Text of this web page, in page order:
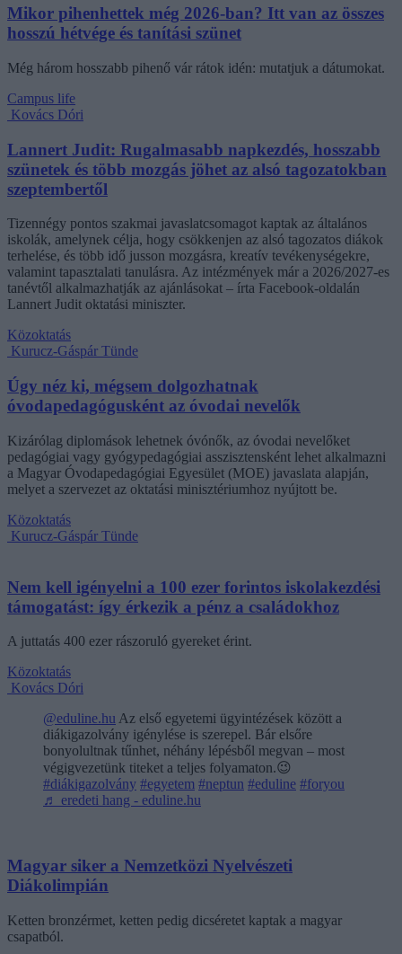
Mikor pihenhettek még 2026-ban? Itt van az összes
hosszú hétvége és tanítási szünet
Még három hosszabb pihenő vár rátok idén: mutatjuk a dátumokat.
Campus life
Kovács Dóri
Lannert Judit: Rugalmasabb napkezdés, hosszabb
szünetek és több mozgás jöhet az alsó tagozatokban
szeptembertől
Tizennégy pontos szakmai javaslatcsomagot kaptak az általános
iskolák, amelynek célja, hogy csökkenjen az alsó tagozatos diákok
terhelése, és több idő jusson mozgásra, kreatív tevékenységekre,
valamint tapasztalati tanulásra. Az intézmények már a 2026/2027-es
tanévtől alkalmazhatják az ajánlásokat – írta Facebook-oldalán
Lannert Judit oktatási miniszter.
Közoktatás
Kurucz-Gáspár Tünde
Úgy néz ki, mégsem dolgozhatnak
óvodapedagógusként az óvodai nevelők
Kizárólag diplomások lehetnek óvónők, az óvodai nevelőket
pedagógiai vagy gyógypedagógiai asszisztensként lehet alkalmazni
a Magyar Óvodapedagógiai Egyesület (MOE) javaslata alapján,
melyet a szervezet az oktatási minisztériumhoz nyújtott be.
Közoktatás
Kurucz-Gáspár Tünde
Nem kell igényelni a 100 ezer forintos iskolakezdési
támogatást: így érkezik a pénz a családokhoz
A juttatás 400 ezer rászoruló gyereket érint.
Közoktatás
Kovács Dóri
@eduline.hu Az első egyetemi ügyintézések között a
diákigazolvány igénylése is szerepel. Bár elsőre
bonyolultnak tűnhet, néhány lépésből megvan – most
végigvezetünk titeket a teljes folyamaton.😉
#diákigazolvány #egyetem #neptun #eduline #foryou
♬ eredeti hang - eduline.hu
Magyar siker a Nemzetközi Nyelvészeti
Diákolimpián
Ketten bronzérmet, ketten pedig dicséretet kaptak a magyar
csapatból.